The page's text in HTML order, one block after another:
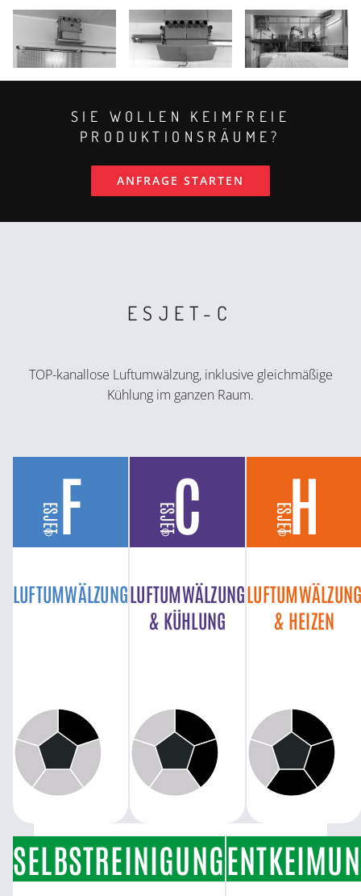
SIE WOLLEN KEIMFREIE
PRODUKTIONSRÄUME?
ANFRAGE STARTEN
ESJET-C
TOP-kanallose Luftumwälzung, inklusive gleichmäßige
Kühlung im ganzen Raum.
ESJET
® F
LUFTUMWÄLZUNG
ESJET
®C
LUFTUMWÄLZUNG
& KÜHLUNG
ESJET
®H
& HEIZEN
SELBSTREINIGUNG